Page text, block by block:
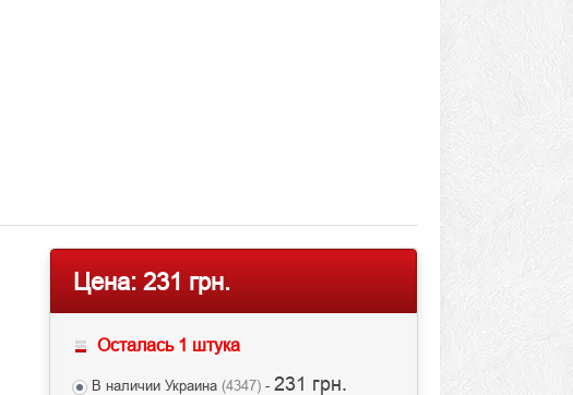
Цена: 231 грн.
Осталась 1 штука
В наличии Украина (4347)- 231 грн.